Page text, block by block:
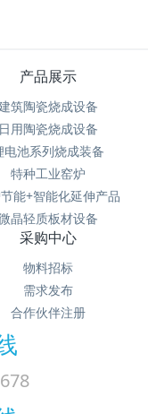
产品展示
筑陶瓷烧成设备
日用陶瓷烧成设备
电池系列烧成装备
特种工业窑炉
能+智能化延伸产品
晶轻质板材设备
采购中心
物料招标
需求发布
合作伙伴注册